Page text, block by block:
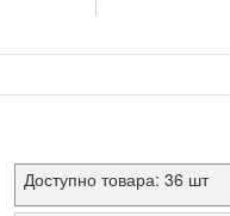
Доступно товара: 36 шт